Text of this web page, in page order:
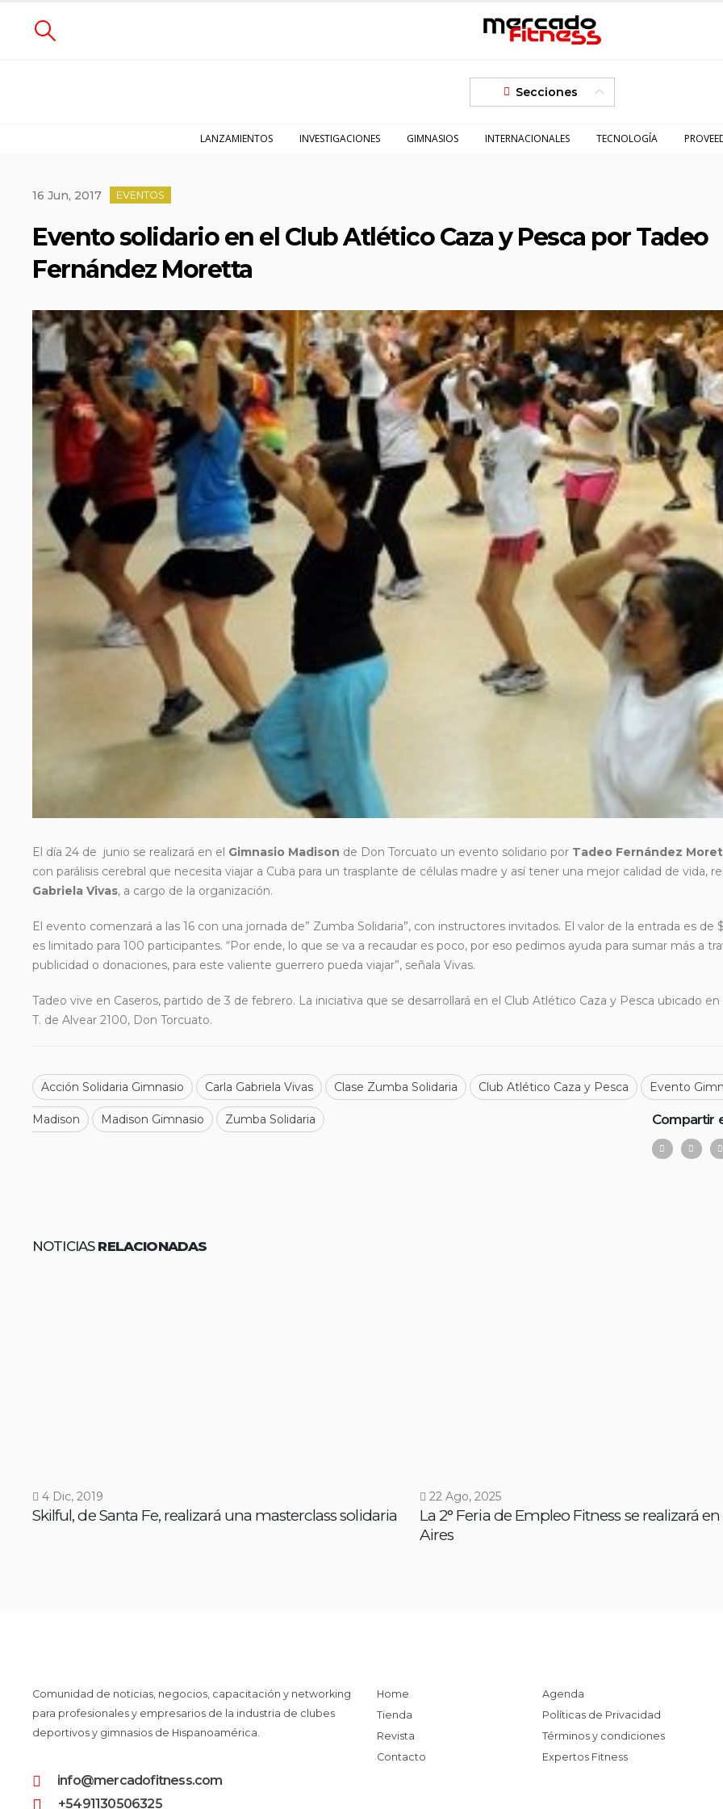
Secciones
LANZAMIENTOS INVESTIGACIONES GIMNASIOS INTERNACIONALES TECNOLOGÍA
16 Jun, 2017 EVENTOS
Evento solidario en el Club Atlético Caza y Pesca por Tadeo
Fernández Moretta
El día 24 de junio se realizará en el Gimnasio Madison de Don Torcuato un evento solidario por Tadeo Fernández
con parálisis cerebral que necesita viajar a Cuba para un trasplante de células madre y así tener una mejor calidad de vida,
Gabriela Vivas, a cargo de la organización.
El evento comenzará a las 16 con una jornada de” Zumba Solidaria”, con instructores invitados. El valor de la entrada es de
es limitado para 100 participantes. “Por ende, lo que se va a recaudar es poco, por eso pedimos ayuda para sumar más a
publicidad o donaciones, para este valiente guerrero pueda viajar”, señala Vivas.
Tadeo vive en Caseros, partido de 3 de febrero. La iniciativa que se desarrollará en el Club Atlético Caza y Pesca ubicado en
T. de Alvear 2100, Don Torcuato.
Acción Solidaria Gimnasio Carla Gabriela Vivas Clase Zumba Solidaria Club Atlético Caza y Pesca Evento
Madison Madison Gimnasio Zumba Solidaria Compartir
NOTICIAS RELACIONADAS
4 Dic, 2019
Skilful, de Santa Fe, realizará una masterclass solidaria
22 Ago, 2025
La 2° Feria de Empleo Fitness se realizará
Aires
Comunidad de noticias, negocios, capacitación y networking
para profesionales y empresarios de la industria de clubes
deportivos y gimnasios de Hispanoamérica.
info@mercadofitness.com
+5491130506325
Home
Tienda
Revista
Contacto
Agenda
Políticas de Privacidad
Términos y condiciones
Expertos Fitness